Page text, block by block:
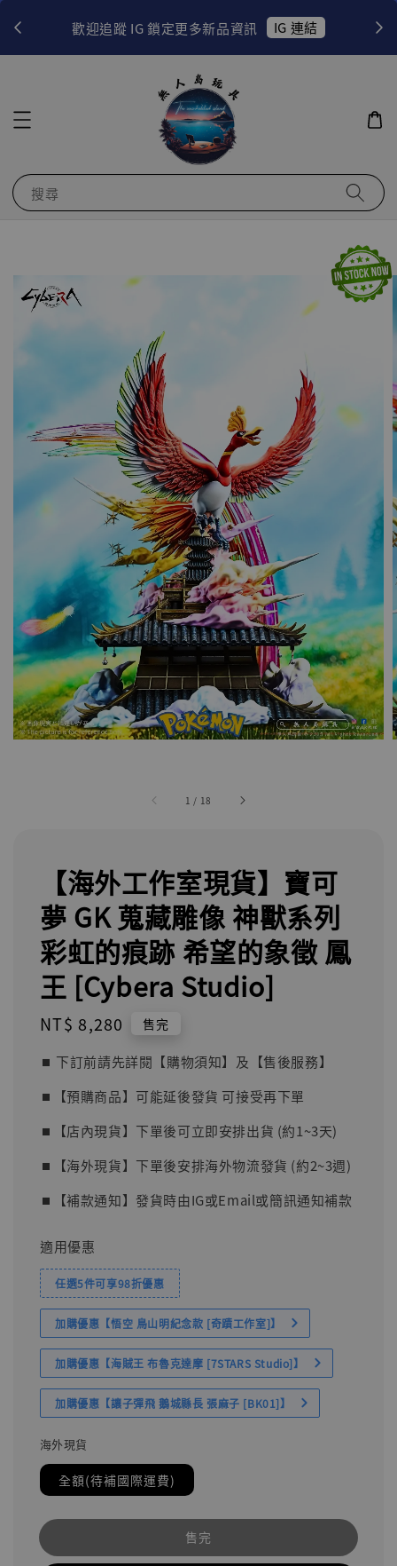
歡迎追蹤 IG 鎖定更多新品資訊 IG 連結
搜尋
1 / 18
【海外工作室現貨】寶可
夢 GK 蒐藏雕像 神獸系列
彩虹的痕跡 希望的象徵 鳳
王 [Cyber​​a Studio]
Regular
NT$ 8,280 售完
⏹︎ 下訂前請先詳閱【購物須知】及【售後服務】
⏹︎【預購商品】可能延後發貨 可接受再下單
⏹︎【店內現貨】下單後可立即安排出貨 (約1~3天)
⏹︎【海外現貨】下單後安排海外物流發貨 (約2~3週)
⏹︎【補款通知】發貨時由IG或Email或簡訊通知補款
適用優惠
任選5件可享98折優惠
加購優惠【悟空 鳥山明紀念款 [奇蹟工作室]】
加購優惠【海賊王 布魯克達摩 [7STARS Studio]】
加購優惠【讓子彈飛 鵝城縣長 張麻子 [BK01]】
海外現貨
全額(待補國際運費)
售完